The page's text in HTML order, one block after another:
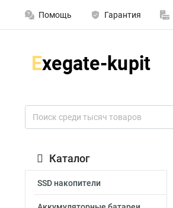
Помощь Гарантия
Каталог
SSD накопители